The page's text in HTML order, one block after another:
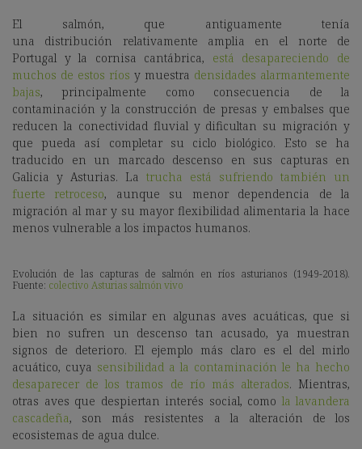
El salmón, que antiguamente tenía
una
distribución relativamente amplia en el norte de
Portugal y la cornisa cantábrica,
está desapareciendo de
muchos de estos ríos y muestra densidades alarmantemente
bajas, principalmente como consecuencia de la
contaminación y la construcción de presas y embalses que
reducen la conectividad fluvial y dificultan su migración y
que pueda así completar su ciclo biológico. Esto se ha
traducido en un marcado descenso
en sus capturas en
Galicia y Asturias. La trucha está sufriendo también un
fuerte retroceso, aunque su menor dependencia de la
migración al mar y su mayor flexibilidad alimentaria la hace
menos vulnerable a los impactos humanos.
Evolución de las capturas de salmón en ríos asturianos (1949-2018).
Fuente: colectivo Asturias salmón vivo
La situación es similar en algunas aves acuáticas, que si
bien no sufren un descenso tan acusado, ya muestran
signos de deterioro. El ejemplo más claro es el del mirlo
acuático, cuya sensibilidad a la contaminación le ha hecho
desaparecer de los tramos de río más alterados. Mientras,
otras aves que despiertan interés social, como la lavandera
cascadeña, son más resistentes a la alteración de los
ecosistemas de agua dulce.